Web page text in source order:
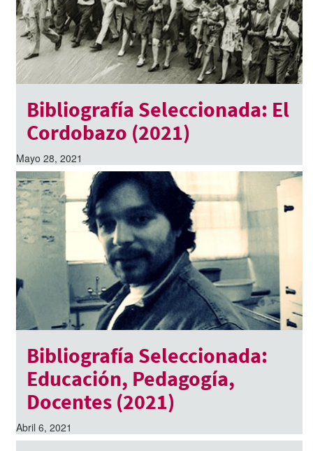
Bibliografía Seleccionada: El
Cordobazo (2021)
Mayo 28, 2021
Bibliografía Seleccionada:
Educación, Pedagogía,
Docentes (2021)
Abril 6, 2021